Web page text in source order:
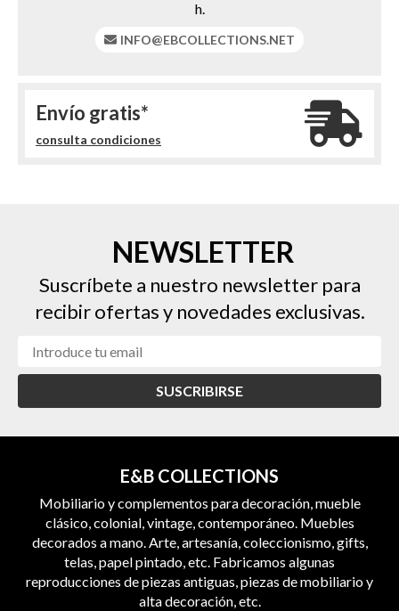
h.
INFO@EBCOLLECTIONS.NET
Envío gratis*
consulta condiciones
NEWSLETTER
Suscríbete a nuestro newsletter para
recibir ofertas y novedades exclusivas.
SUSCRIBIRSE
E&B COLLECTIONS
Mobiliario y complementos para decoración, mueble
clásico, colonial, vintage, contemporáneo. Muebles
decorados a mano. Arte, artesanía, coleccionismo, gifts,
telas, papel pintado, etc. Fabricamos algunas
reproducciones de piezas antiguas, piezas de mobiliario y
alta decoración, etc.